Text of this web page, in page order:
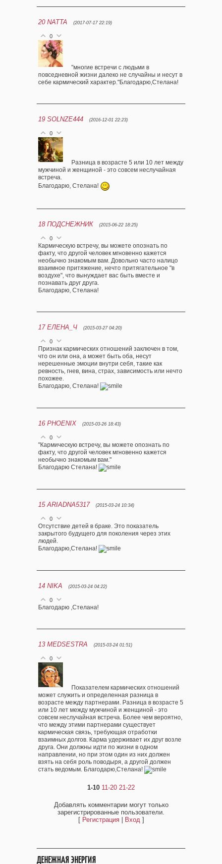
20 NATTA (2017-07-17 22:19)
0
"многие встречи с людьми в
повседневной жизни далеко не случайны и несут в
себе кармический характер."Благодарю,Стелана!
19 SOLNZE444 (2016-12-01 22:23)
0
Разница в возрасте 5 или 10 лет между
мужчиной и женщиной - это совсем неслучайная
встреча.
Благодарю, Стелана!
18 ПОДСНЕЖНИК (2015-06-22 18:25)
0
Кармическую встречу, вы можете опознать по
факту, что другой человек мгновенно кажется
необычно знакомым вам. Довольно часто налицо
взаимное притяжение, нечто притягательное "в
воздухе", что вынуждает вас быть вместе и
познавать друг друга.
Благодарю, Стелана!
17 ЕЛЕНА_Ч (2015-03-27 04:20)
0
Признак кармических отношений заключен в том,
что он или она, а может быть оба, несут
нерешенные эмоции внутри себя, такие как
ревность, гнев, вина, страх, зависимость или нечто
похожее.
Благодарю, Стелана!
16 PHOENIX (2015-03-26 18:43)
0
"Кармическую встречу, вы можете опознать по
факту, что другой человек мгновенно кажется
необычно знакомым вам."
Благодарю Стелана!
15 ARIADNA5317 (2015-03-24 10:34)
0
Отсутствие детей в браке. Это показатель
закрытого будущего для поколения через этих
людей.
Благодарю,Стелана!
14 NIKA (2015-03-24 04:22)
0
Благодарю ,Стелана!
13 MEDSESTRA (2015-03-24 01:51)
0
Показателем кармических отношений
может служить и определенная разница в
возрасте между партнерами. Разница в возрасте 5
или 10 лет между мужчиной и женщиной - это
совсем неслучайная встреча. Более чем вероятно,
что между этими партнерами существует
кармическая связь, требующая отработки
взаимных долгов. Карма удерживает их друг возле
друга. Они должны идти по жизни в одном
направлении, но при этом один из них должен
взять на себя роль поводыря, а другой должен
стать ведомым. Благодарю,Стелана!
1-10 11-20 21-22
Добавлять комментарии могут только
зарегистрированные пользователи.
[ Регистрация| Вход]
ДЕНЕЖНАЯ ЭНЕРГИЯ